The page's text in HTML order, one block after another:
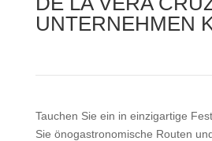
UNTERNEHMEN
Tauchen Sie ein in einzigartige
Sie önogastronomische Routen